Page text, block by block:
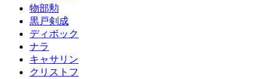
物部勲
黒戸剣成
ディボック
ナラ
キャサリン
クリストフ